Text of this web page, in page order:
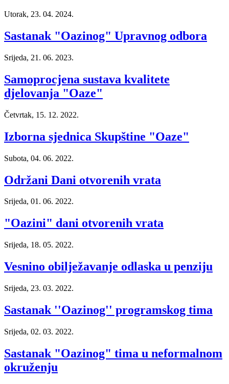
Utorak, 23. 04. 2024.
Sastanak "Oazinog" Upravnog odbora
Srijeda, 21. 06. 2023.
Samoprocjena sustava kvalitete
djelovanja "Oaze"
Četvrtak, 15. 12. 2022.
Izborna sjednica Skupštine "Oaze"
Subota, 04. 06. 2022.
Održani Dani otvorenih vrata
Srijeda, 01. 06. 2022.
"Oazini" dani otvorenih vrata
Srijeda, 18. 05. 2022.
Vesnino obilježavanje odlaska u penziju
Srijeda, 23. 03. 2022.
Sastanak ''Oazinog'' programskog tima
Srijeda, 02. 03. 2022.
Sastanak "Oazinog" tima u neformalnom
okruženju